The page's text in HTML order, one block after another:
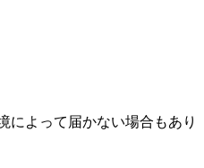
によって届かない場合もあり